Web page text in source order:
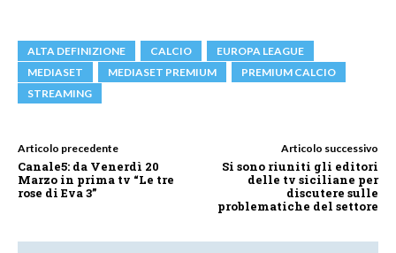
ALTA DEFINIZIONE CALCIO
EUROPA LEAGUE
MEDIASET
MEDIASET PREMIUM
PREMIUM CALCIO
STREAMING
Articolo precedente
Canale5: da Venerdì 20
Marzo in prima tv “Le tre
rose di Eva 3”
Articolo successivo
Si sono riuniti gli editori
delle tv siciliane per
discutere sulle
problematiche del settore